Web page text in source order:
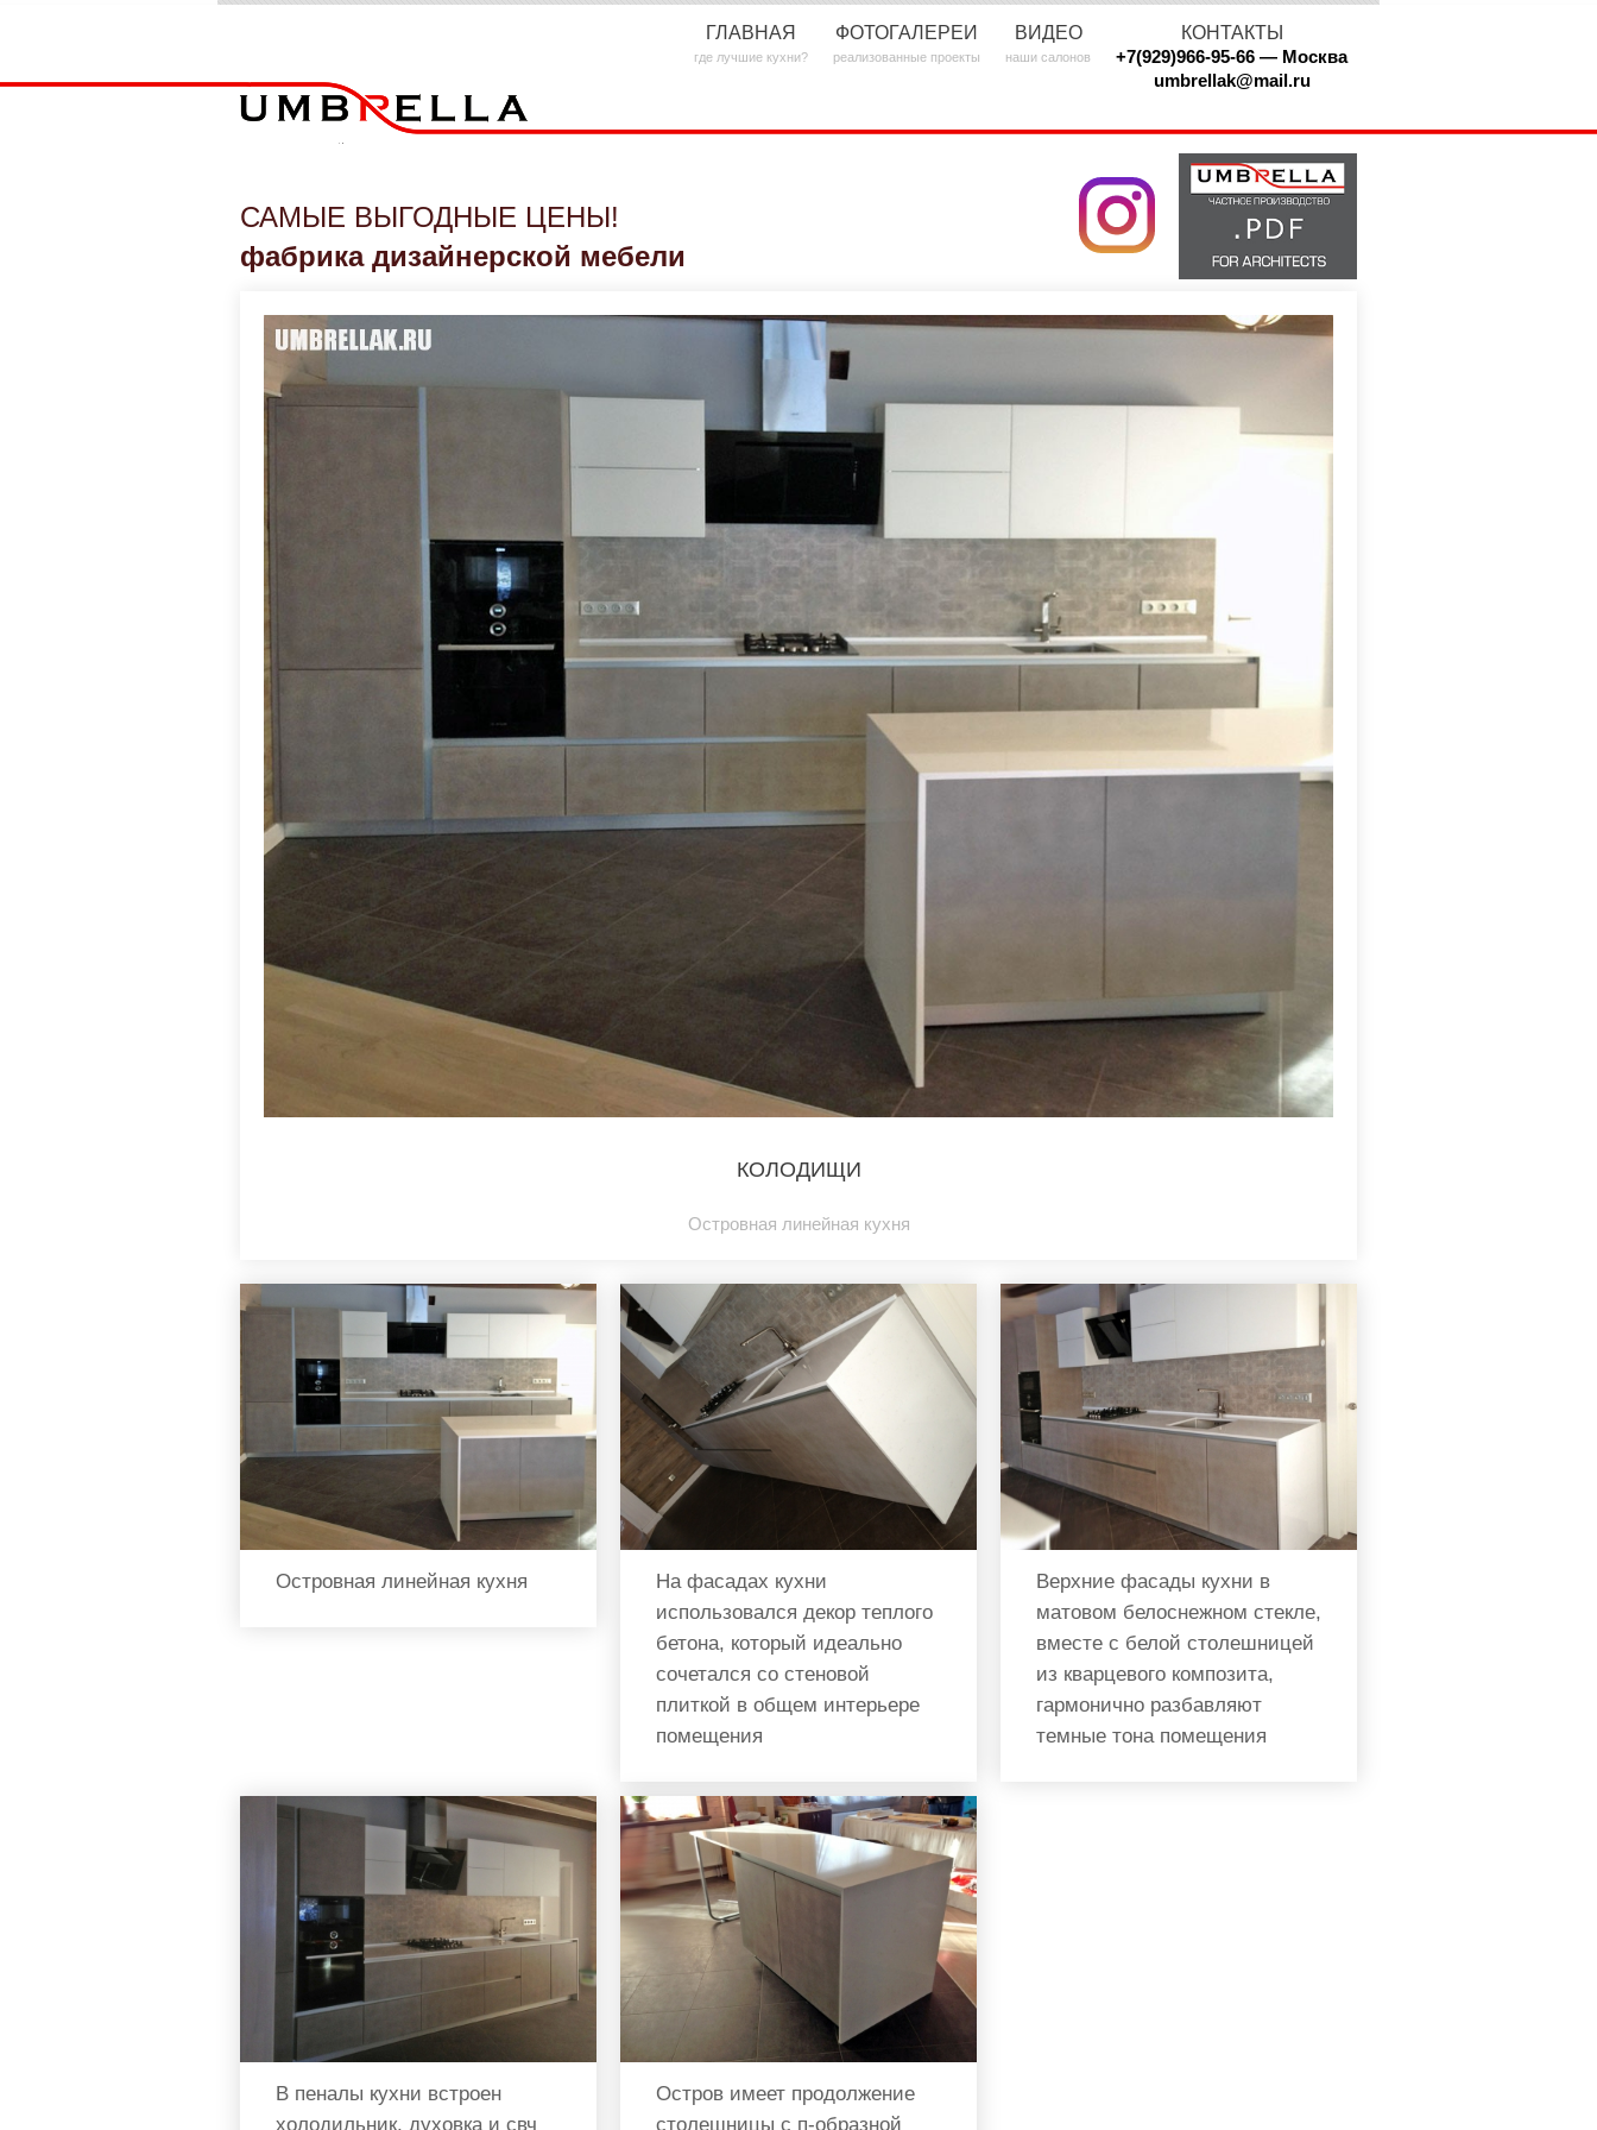
ГЛАВНАЯ
где лучшие кухни?
ФОТОГАЛЕРЕИ
реализованные проекты
ВИДЕО
наши салонов
КОНТАКТЫ
+7(929)966-95-66 — Москва
umbrellak@mail.ru
САМЫЕ ВЫГОДНЫЕ ЦЕНЫ!
фабрика дизайнерской мебели
КОЛОДИЩИ
Островная линейная кухня
Островная линейная кухня
На фасадах кухни
использовался декор теплого
бетона, который идеально
сочетался со стеновой
плиткой в общем интерьере
помещения
Верхние фасады кухни в
матовом белоснежном стекле,
вместе с белой столешницей
из кварцевого композита,
гармонично разбавляют
темные тона помещения
В пеналы кухни встроен
холодильник, духовка и свч
Остров имеет продолжение
столешницы с п-образной